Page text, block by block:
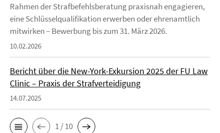
Rahmen der Strafbefehlsberatung praxisnah engagieren,
eine Schlüsselqualifikation erwerben oder ehrenamtlich
mitwirken – Bewerbung bis zum 31. März 2026.
10.02.2026
Bericht über die New-York-Exkursion 2025 der FU Law
Clinic – Praxis der Strafverteidigung
14.07.2025
1 / 10